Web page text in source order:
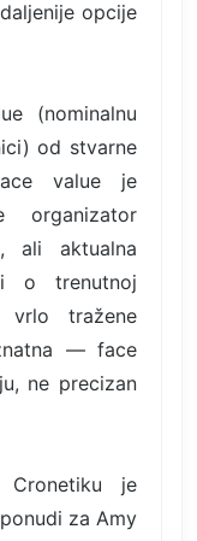
opcije
(nominalnu
od stvarne
value je
ali aktualna
o trenutnoj
vrlo tražene
— face
ne precizan
Cronetiku je
za Amy